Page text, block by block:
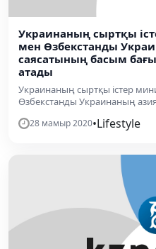
Украинаның сыртқы
мен Өзбекстанды
саясатының басым
атады
Украинаның сыртқы істер
Өзбекстанды Украинаның
28 мамыр 2020•Lifestyle